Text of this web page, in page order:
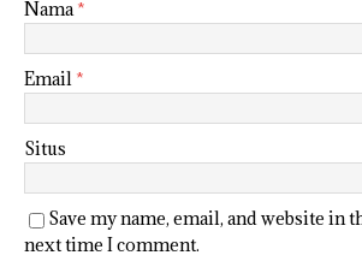
Nama*
Email *
Situs
Save my name, email, and website in
next time I comment.